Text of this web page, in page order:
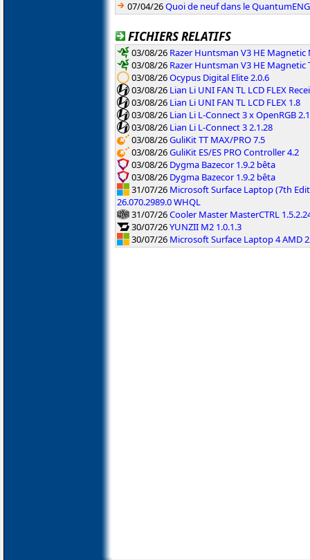
07/04/26Quoi de neuf dans le
FICHIERS RELATIFS
03/08/26 Razer Huntsman V3 HE Magnetic
03/08/26 Razer Huntsman V3 HE Magnetic
03/08/26Ocypus Digital Elite 2.0.6
03/08/26 Lian Li UNI FAN TL LCD FLEX
03/08/26 Lian Li UNI FAN TL LCD FLEX 1.8
03/08/26 Lian Li L-Connect 3 x OpenRGB
03/08/26 Lian Li L-Connect 3 2.1.28
03/08/26GuliKit TT MAX/PRO 7.5
03/08/26GuliKit ES/ES PRO Controller 4.2
03/08/26 Dygma Bazecor 1.9.2 bêta
03/08/26 Dygma Bazecor 1.9.2 bêta
31/07/26 Microsoft Surface Laptop (7th
26.070.2989.0 WHQL
31/07/26Cooler Master MasterCTRL
30/07/26YUNZII M2 1.0.1.3
30/07/26 Microsoft Surface Laptop 4 AMD